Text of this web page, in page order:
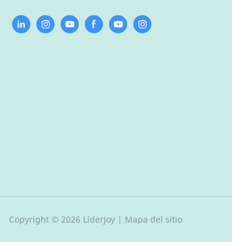
Copyright © 2026 LíderJoy | Mapa del sitio